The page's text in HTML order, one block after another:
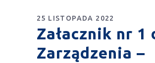
25 LISTOPADA 2022
Załacznik nr 1
Zarządzenia –